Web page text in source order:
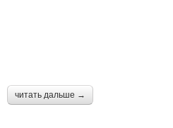
читать дальше →